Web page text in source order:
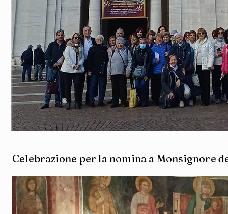
Celebrazione per la nomina a Monsignore